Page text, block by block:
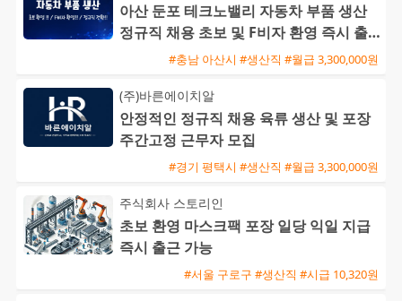
아산 둔포 테크노밸리 자동차 부품 생산
정규직 채용 초보 및 F비자 환영 즉시 출
#충남 아산시 #생산직 #월급 3,300,000원
(주)바른에이치알
안정적인 정규직 채용 육류 생산 및 포장
주간고정 근무자 모집
#경기 평택시 #생산직 #월급 3,300,000원
주식회사 스토리인
초보 환영 마스크팩 포장 일당 익일 지급
즉시 출근 가능
#서울 구로구 #생산직 #시급 10,320원